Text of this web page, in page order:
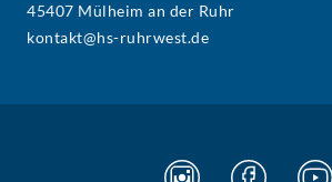
45407 Mülheim an der Ruhr
kontakt@hs-ruhrwest.de